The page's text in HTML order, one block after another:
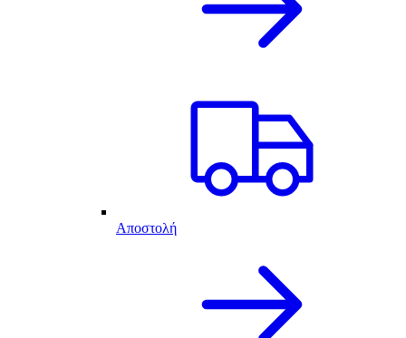
Αποστολή